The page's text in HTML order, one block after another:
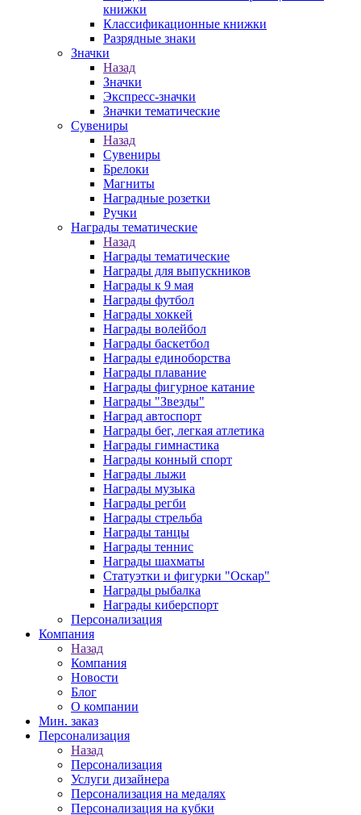
книжки
Классификационные книжки
Разрядные знаки
Значки
Назад
Значки
Экспресс-значки
Значки тематические
Сувениры
Назад
Сувениры
Брелоки
Магниты
Наградные розетки
Ручки
Награды тематические
Назад
Награды тематические
Награды для выпускников
Награды к 9 мая
Награды футбол
Награды хоккей
Награды волейбол
Награды баскетбол
Награды единоборства
Награды плавание
Награды фигурное катание
Награды "Звезды"
Наград автоспорт
Награды бег, легкая атлетика
Награды гимнастика
Награды конный спорт
Награды лыжи
Награды музыка
Награды регби
Награды стрельба
Награды танцы
Награды теннис
Награды шахматы
Статуэтки и фигурки "Оскар"
Награды рыбалка
Награды киберспорт
Персонализация
Компания
Назад
Компания
Новости
Блог
О компании
Мин. заказ
Персонализация
Назад
Персонализация
Услуги дизайнера
Персонализация на медалях
Персонализация на кубки